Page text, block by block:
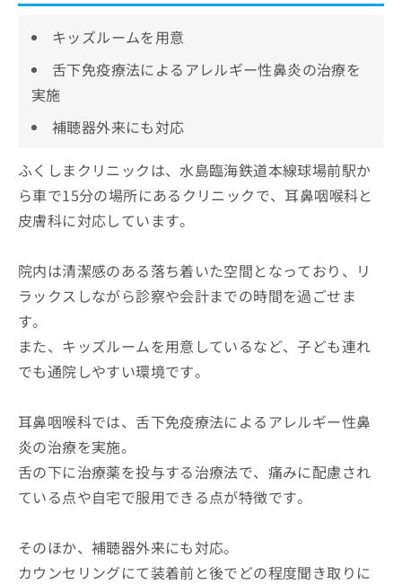
キッズルームを用意
舌下免疫療法によるアレルギー性鼻炎の治療を
実施
補聴器外来にも対応
ふくしまクリニックは、水島臨海鉄道本線球場前駅か
ら車で15分の場所にあるクリニックで、耳鼻咽喉科と
皮膚科に対応しています。
院内は清潔感のある落ち着いた空間となっており、リ
ラックスしながら診察や会計までの時間を過ごせま
す。
また、キッズルームを用意しているなど、子ども連れ
でも通院しやすい環境です。
耳鼻咽喉科では、舌下免疫療法によるアレルギー性鼻
炎の治療を実施。
舌の下に治療薬を投与する治療法で、痛みに配慮され
ている点や自宅で服用できる点が特徴です。
そのほか、補聴器外来にも対応。
カウンセリングにて装着前と後でどの程度聞き取りに